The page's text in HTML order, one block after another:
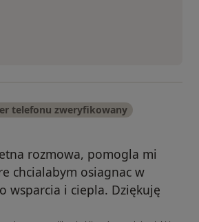
telefonu zweryfikowany
rozmowa, pomogla mi
chcialabym osiagnac w
wsparcia i ciepla. Dziękuję